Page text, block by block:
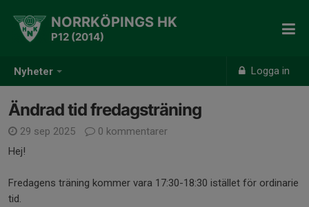
Nyheter Logga in
NORRKÖPINGS HK
P12 (2014)
Ändrad tid fredagsträning
29 sep 2025
0 kommentarer
Hej!
Fredagens träning kommer vara 17:30-18:30 istället för ordinarie
tid.